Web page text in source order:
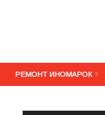
РЕМОНТ ИНОМАРОК